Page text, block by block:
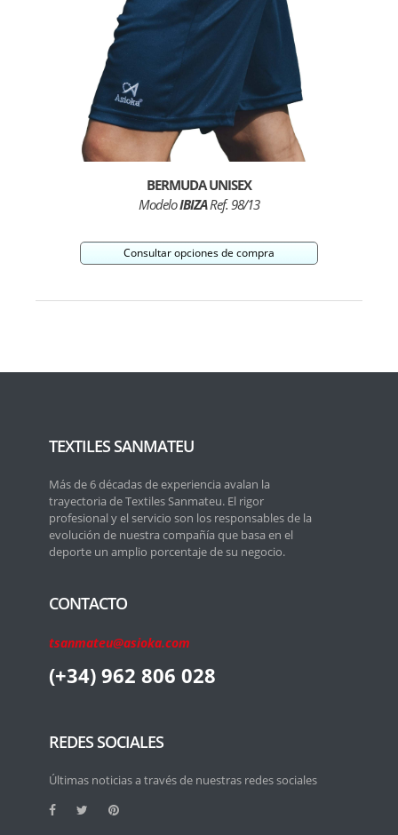
BERMUDA UNISEX
ModeloIBIZARef. 98/13
Consultar opciones de compra
TEXTILES SANMATEU
Más de 6 décadas de experiencia avalan la
trayectoria de Textiles Sanmateu. El rigor
profesional y el servicio son los responsables de la
evolución de nuestra compañía que basa en el
deporte un amplio porcentaje de su negocio.
CONTACTO
tsanmateu@asioka.com
(+34) 962 806 028
REDES SOCIALES
Últimas noticias a través de nuestras redes sociales